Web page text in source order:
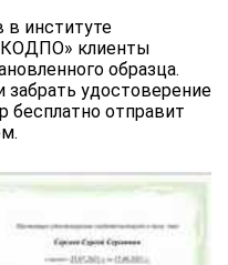
в институте
клиенты
образца.
удостоверение
бесплатно отправит